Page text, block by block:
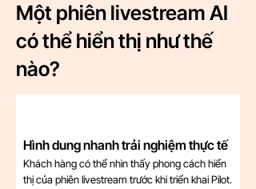
Một phiên livestream AI
có thể hiển thị như thế
nào?
Hình dung nhanh trải nghiệm thực tế
Khách hàng có thể nhìn thấy phong cách hiển
thị của phiên livestream trước khi triển khai Pilot.